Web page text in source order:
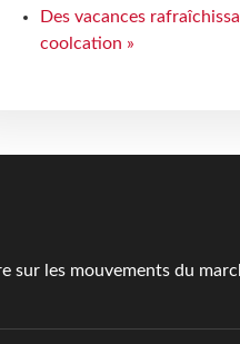
Des vacances
coolcation »
sur les mouvements du